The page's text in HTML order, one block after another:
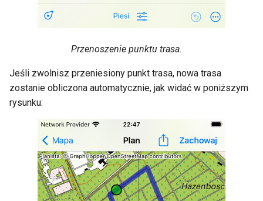
Przenoszenie punktu trasa.
Jeśli zwolnisz przeniesiony punkt trasa, nowa trasa
zostanie obliczona automatycznie, jak widać w poniższym
rysunku: